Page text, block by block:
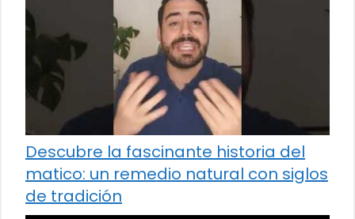
Descubre la fascinante historia del
matico: un remedio natural con siglos
de tradición